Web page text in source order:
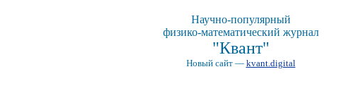
Научно-популярный
физико-математический журнал
"Квант"
Новый сайт — kvant.digital